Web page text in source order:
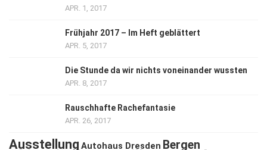
APR. 1, 2017
Frühjahr 2017 – Im Heft geblättert
APR. 5, 2017
Die Stunde da wir nichts voneinander wussten
APR. 8, 2017
Rauschhafte Rachefantasie
APR. 26, 2017
Ausstellung Autohaus Dresden Bergen